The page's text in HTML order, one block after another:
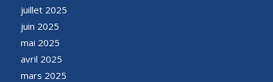
juillet 2025
juin 2025
mai 2025
avril 2025
mars 2025